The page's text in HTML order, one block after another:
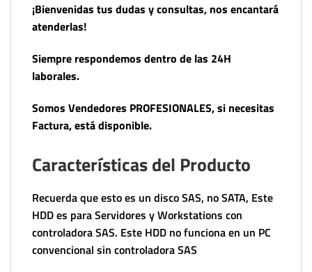
¡Bienvenidas tus dudas y consultas, nos encantará
atenderlas!
Siempre respondemos dentro de las 24H
laborales.
Somos Vendedores PROFESIONALES, si necesitas
Factura, está disponible.
Características del Producto
Recuerda que esto es un disco SAS, no SATA, Este
HDD es para Servidores y Workstations con
controladora SAS. Este HDD no funciona en un PC
convencional sin controladora SAS